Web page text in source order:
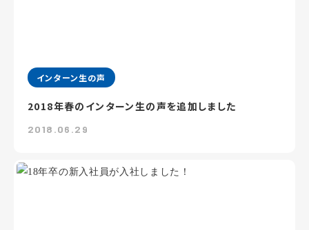
インターン生の声
2018年春のインターン生の声を追加しました
2018.06.29